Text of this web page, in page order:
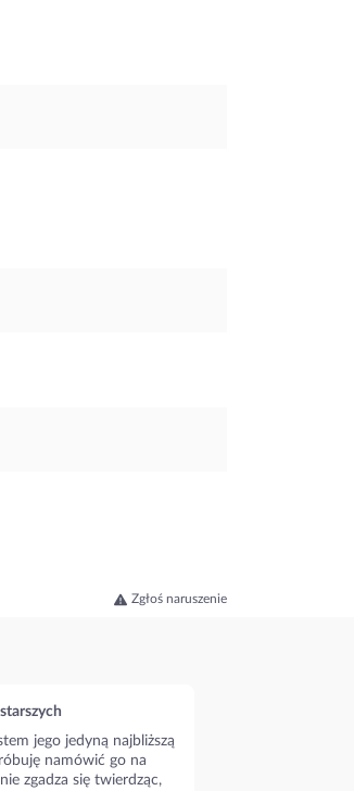
Zgłoś naruszenie
jego jedyną najbliższą
namówić go na
zgadza się twierdząc,